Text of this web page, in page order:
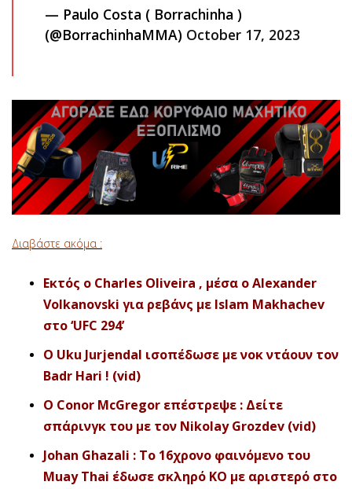
— Paulo Costa ( Borrachinha )
(@BorrachinhaMMA) October 17, 2023
Διαβάστε ακόμα :
Εκτός ο Charles Oliveira , μέσα ο Alexander
Volkanovski για ρεβάνς με Islam Makhachev
στο ‘UFC 294’
O Uku Jurjendal ισοπέδωσε με νοκ ντάουν τον
Badr Hari ! (vid)
Ο Conor McGregor επέστρεψε : Δείτε
σπάρινγκ του με τον Nikolay Grozdev (vid)
Johan Ghazali : To 16χρονο φαινόμενο του
Muay Thai έδωσε σκληρό ΚΟ με αριστερό στο